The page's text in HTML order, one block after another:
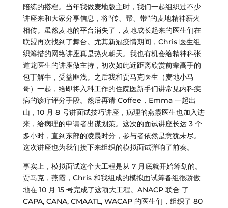
陪练的搭档。当年我做麦地版主时，我们一起组织过不少
讲座来和大家分享信息，将“传、帮、带”的麦地精神薪火
相传。虽然麦地的平台消失了，麦地成长起来的医生们在
联盟再次找到了舞台。尤其新冠疫情期间，Chris 医生组
织筹措的网络讲座真是热火朝天。我也有机会给精神科张
道龙医生的讲座做主持，初次如此近距离欣赏前辈高手的
包丁解牛，受益匪浅。之后我和贾马克医生（麦地小马
哥）一起，给即将入科工作的住院医新手们讲常见内科疾
病的诊疗评分手段。然后再请 Coffee，Emma 一起出
山，10 月 8 号讲面试技巧讲座，病理的燕霞医生也加入进
来，给病理的申请者出谋划策。这次的面试讲座长达 3 个
多小时，直到东部的凌晨时分，参与者依然是意犹未尽。
这次讲座也为我们接下来组织的模拟面试弹响了前奏。
事实上，模拟面试这个大工程是从 7 月底就开始筹划的。
贾马克，燕霞，Chris 和我组成的模拟面试筹备组很骄傲
地在 10 月 15 号完成了这项大工程。ANACP 联合 了
CAPA, CANA, CMAATL, WACAP 的医生们，组织了 80